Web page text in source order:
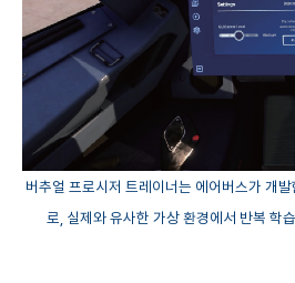
버추얼 프로시저 트레이너는 에어버스가 개
로, 실제와 유사한 가상 환경에서 반복